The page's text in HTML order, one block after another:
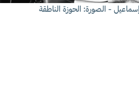
- الصورة:الحوزة الناطقة